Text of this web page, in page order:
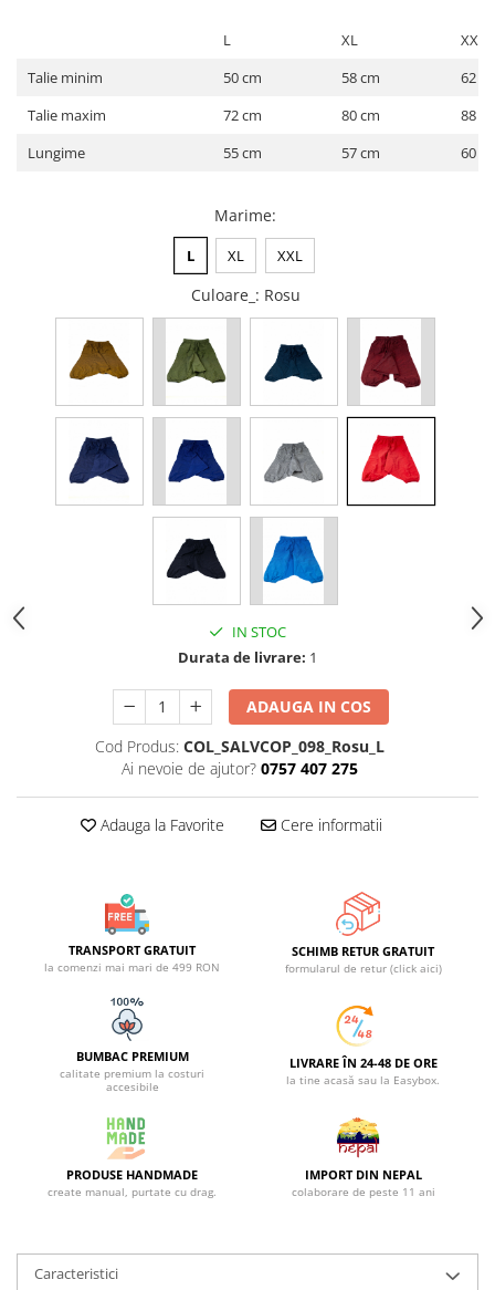
Eșarfe
Bentițe
Mănuși
L XL
XXL
Talie minim
50 cm 58 cm
62
Talie maxim
72 cm 80 cm
88
Lungime
55 cm 57 cm 60
Marime:
L XL XXL
Culoare_ : Rosu
IN STOC
Durata de livrare: 1
ADAUGA IN COS
Cod Produs: COL_SALVCOP_098_Rosu_L
Ai nevoie de ajutor? 0757 407 275
Adauga la Favorite Cere informatii
TRANSPORT GRATUIT
la comenzi mai mari de 499 RON
SCHIMB RETUR GRATUIT
formularul de retur (click aici)
BUMBAC PREMIUM
calitate premium la costuri
accesibile
LIVRARE ÎN 24-48 DE ORE
la tine acasă sau la Easybox.
PRODUSE HANDMADE
create manual, purtate cu drag.
IMPORT DIN NEPAL
colaborare de peste 11 ani
Caracteristici